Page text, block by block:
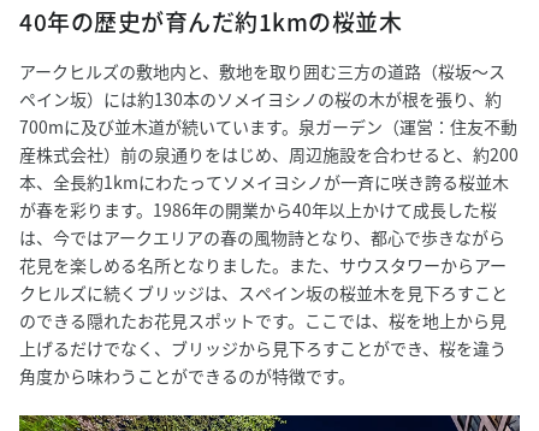
40年の歴史が育んだ約1kmの桜並木
アークヒルズの敷地内と、敷地を取り囲む三方の道路（桜坂〜ス
ペイン坂）には約130本のソメイヨシノの桜の木が根を張り、約
700mに及び並木道が続いています。泉ガーデン（運営：住友不動
産株式会社）前の泉通りをはじめ、周辺施設を合わせると、約200
本、全長約1kmにわたってソメイヨシノが一斉に咲き誇る桜並木
が春を彩ります。1986年の開業から40年以上かけて成長した桜
は、今ではアークエリアの春の風物詩となり、都心で歩きながら
花見を楽しめる名所となりました。また、サウスタワーからアー
クヒルズに続くブリッジは、スペイン坂の桜並木を見下ろすこと
のできる隠れたお花見スポットです。ここでは、桜を地上から見
上げるだけでなく、ブリッジから見下ろすことができ、桜を違う
角度から味わうことができるのが特徴です。